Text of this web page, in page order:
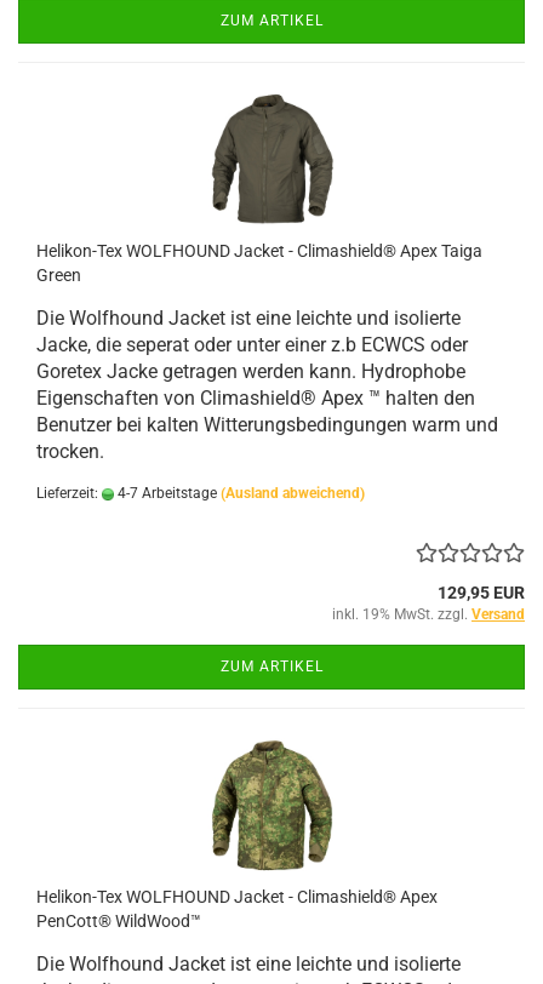
ZUM ARTIKEL
Helikon-Tex WOLFHOUND Jacket - Climashield® Apex Taiga
Green
Die Wolfhound Jacket ist eine leichte und isolierte
Jacke, die seperat oder unter einer z.b ECWCS oder
Goretex Jacke getragen werden kann. Hydrophobe
Eigenschaften von Climashield® Apex ™ halten den
Benutzer bei kalten Witterungsbedingungen warm und
trocken.
Lieferzeit: 4-7 Arbeitstage (Ausland abweichend)
129,95 EUR
inkl. 19% MwSt. zzgl. Versand
ZUM ARTIKEL
Helikon-Tex WOLFHOUND Jacket - Climashield® Apex
PenCott® WildWood™
Die Wolfhound Jacket ist eine leichte und isolierte